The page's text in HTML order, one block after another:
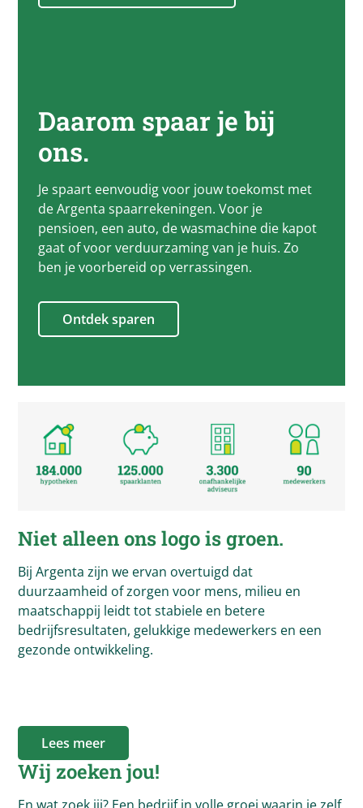
Daarom spaar je bij
ons.
Je spaart eenvoudig voor jouw toekomst met
de Argenta spaarrekeningen. Voor je
pensioen, een auto, de wasmachine die kapot
gaat of voor verduurzaming van je huis. Zo
ben je voorbereid op verrassingen.
Ontdek sparen
Niet alleen ons logo is groen.
Bij Argenta zijn we ervan overtuigd dat
duurzaamheid of zorgen voor mens, milieu en
maatschappij leidt tot stabiele en betere
bedrijfsresultaten, gelukkige medewerkers en een
gezonde ontwikkeling.
Lees meer
Wij zoeken jou!